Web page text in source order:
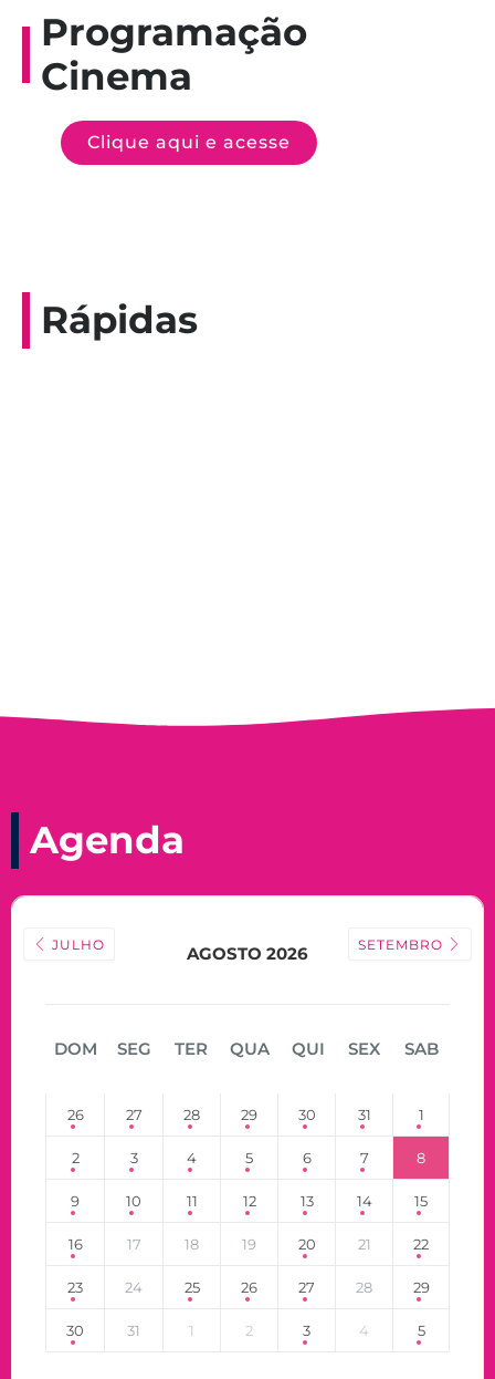
Programação
Cinema
Clique aqui e acesse
Rápidas
Agenda
JULHO AGOSTO 2026 SETEMBRO
DOM SEG TER QUA QUI SEX SAB
26 27 28 29 30 31 1
2 3 4 5 6 7 8
9 10 11 12 13 14 15
16 17 18 19 20 21 22
23 24 25 26 27 28 29
30 31 1 2 3 4 5